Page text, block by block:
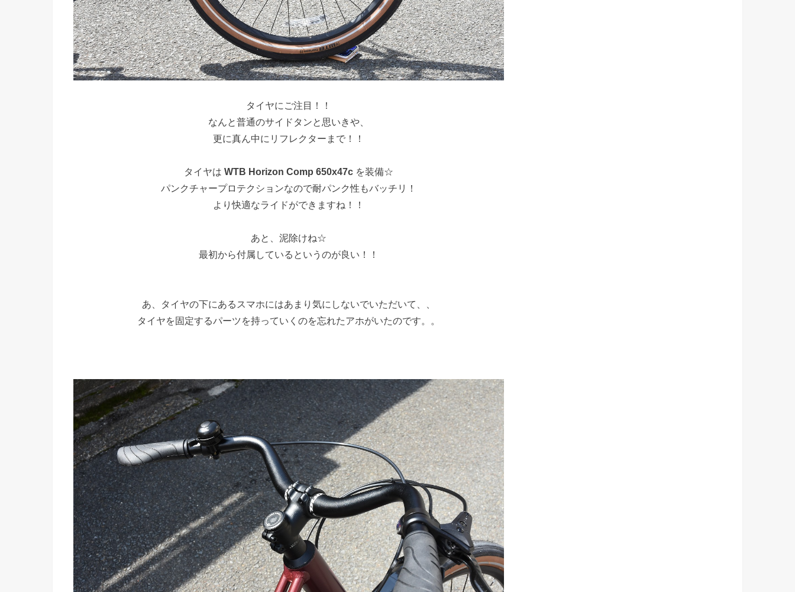
タイヤにご注目！！
なんと普通のサイドタンと思いきや、
更に真ん中にリフレクターまで！！
タイヤは WTB Horizon Comp 650x47c を装備☆
パンクチャープロテクションなので耐パンク性もバッチリ！
より快適なライドができますね！！
あと、泥除けね☆
最初から付属しているというのが良い！！
あ、タイヤの下にあるスマホにはあまり気にしないでいただいて、、
タイヤを固定するパーツを持っていくのを忘れたアホがいたのです。。